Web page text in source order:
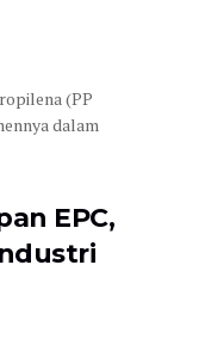
(PP
dalam
EPC,